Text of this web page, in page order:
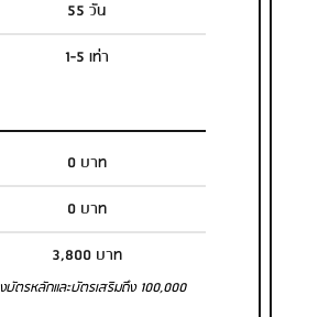
55 วัน
1-5 เท่า
0 บาท
0 บาท
3,800 บาท
บัตรหลักและบัตรเสริมถึง 100,000